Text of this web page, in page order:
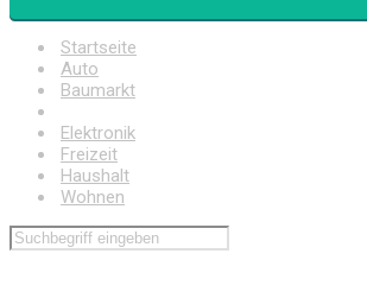
Startseite
Auto
Baumarkt
Elektronik
Freizeit
Haushalt
Wohnen